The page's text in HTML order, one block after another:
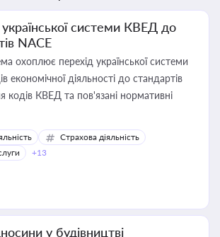
системи КВЕД до
NACE
охоплює перехід української системи
економічної діяльності до стандартів
кодів КВЕД та пов'язані нормативні
Страхова діяльність
+13
у будівництві